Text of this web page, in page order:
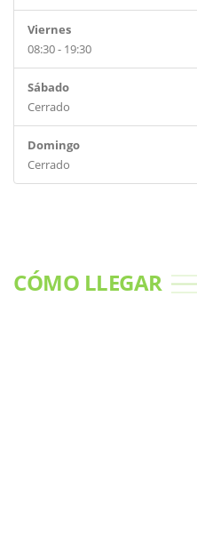
Viernes
08:30 - 19:30
Sábado
Cerrado
Domingo
Cerrado
CÓMO LLEGAR